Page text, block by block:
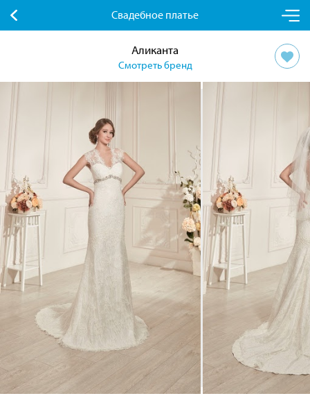
Свадебное платье
Аликанта
Смотреть бренд